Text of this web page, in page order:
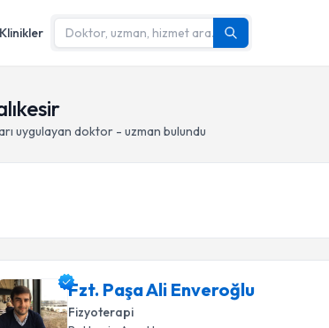
Klinikler
uygulayan doktor - uzman bulundu
Fzt. Paşa Ali Enveroğlu
Fizyoterapi